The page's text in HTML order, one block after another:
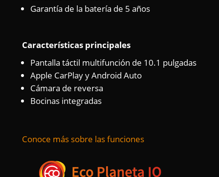
Garantía de la batería de 5 años
Características principales
Pantalla táctil multifunción de 10.1 pulgadas
Apple CarPlay y Android Auto
Cámara de reversa
Bocinas integradas
Conoce más sobre las funciones